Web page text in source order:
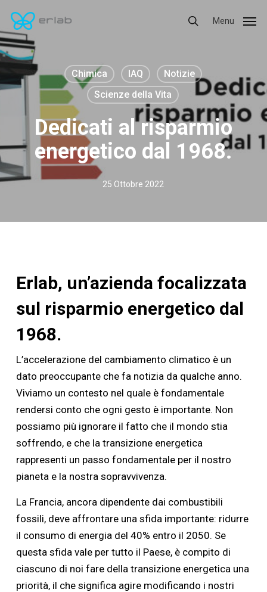
main
content
search
Menu
Chimica IAQ
Notizie
Scienze della Vita
Dedicati al risparmio
energetico dal 1968.
25 Ottobre 2022
Erlab, un’azienda focalizzata
sul risparmio energetico dal
1968.
L’accelerazione del cambiamento climatico è un
dato preoccupante che fa notizia da qualche anno.
Viviamo un contesto nel quale è fondamentale
rendersi conto che ogni gesto è importante. Non
possiamo più ignorare il fatto che il mondo stia
soffrendo, e che la transizione energetica
rappresenti un passo fondamentale per il nostro
pianeta e la nostra sopravvivenza.
La Francia, ancora dipendente dai combustibili
fossili, deve affrontare una sfida importante: ridurre
il consumo di energia del 40% entro il 2050. Se
questa sfida vale per tutto il Paese, è compito di
ciascuno di noi fare della transizione energetica una
priorità, il che significa agire modificando i nostri